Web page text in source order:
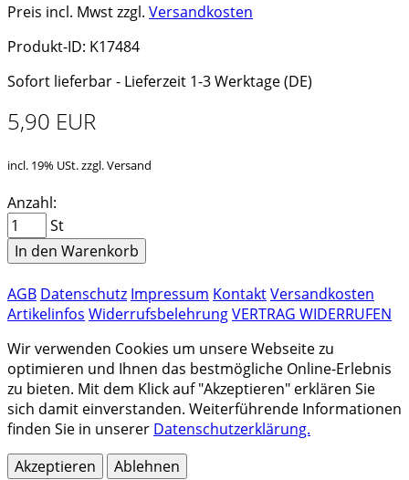
Preis incl. Mwst zzgl. Versandkosten
Produkt-ID: K17484
Sofort lieferbar - Lieferzeit 1-3 Werktage (DE)
5,90 EUR
incl. 19% USt. zzgl. Versand
Anzahl:
St
In den Warenkorb
AGB Datenschutz Impressum KontaktVersandkosten
Artikelinfos WiderrufsbelehrungVERTRAG WIDERRUFEN
Wir verwenden Cookies um unsere Webseite zu
optimieren und Ihnen das bestmögliche Online-Erlebnis
zu bieten. Mit dem Klick auf "Akzeptieren" erklären Sie
sich damit einverstanden. Weiterführende Informationen
finden Sie in unserer Datenschutzerklärung.
Akzeptieren
Ablehnen